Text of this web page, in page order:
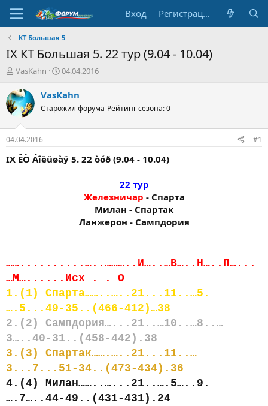
Вход Регистрация
КТ Большая 5
IX КТ Большая 5. 22 тур (9.04 - 10.04)
А
т
о
р
т
е
м
ы
VasKahn
Д
т
н
а
л
а
04.04.2016
VasKahn
Старожил форума Рейтинг сезона: 0
04.04.2016 #1
IX ÊÒ Áîëüøàÿ 5. 22 òóð (9.04 - 10.04)
22 тур
Железничар - Спарта
Милан - Спартак
Ланжерон - Сампдория​
……..........…..………..И…..…В…..Н…..П…...
…М…......Исх . . О
1.(1) Спарта……..…..21...11..…5.
….5...49-35..(466-412)…38
2.(2) Сампдория…...21..…10..…8..…
3…..40-31..(458-442).38
3.(3) Спартак…….…..21...11..…
3...7...51-34..(473-434).36
4.(4) Милан……..…...21..….5…..9.
….7…..44-49..(431-431).24